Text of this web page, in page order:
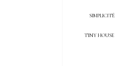
TINY HOUSE